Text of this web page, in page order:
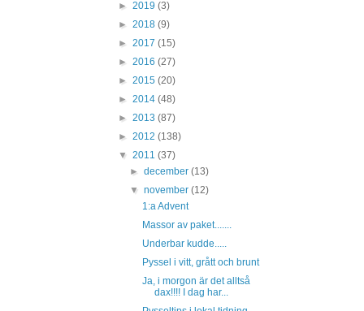
► 2019 (3)
► 2018 (9)
► 2017 (15)
► 2016 (27)
► 2015 (20)
► 2014 (48)
► 2013 (87)
► 2012 (138)
▼ 2011 (37)
►december(13)
▼november(12)
1:a Advent
Massor av paket.......
Underbar kudde.....
Pyssel i vitt, grått och brunt
Ja, i morgon är det alltså
dax!!!! I dag har...